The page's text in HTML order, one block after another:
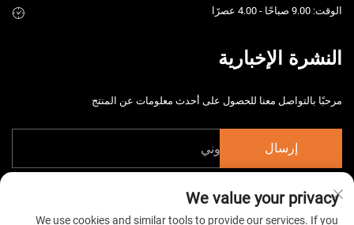
الوقت: 9.00 صباحًا - 4.00 عصرًا
النشرة الإخبارية
مرحبًا بالتواصل معنا للحصول على أحدث معلومات عن المنتج
إرسال
We value your privacy
We use cookies and similar tools to provide our services. If you